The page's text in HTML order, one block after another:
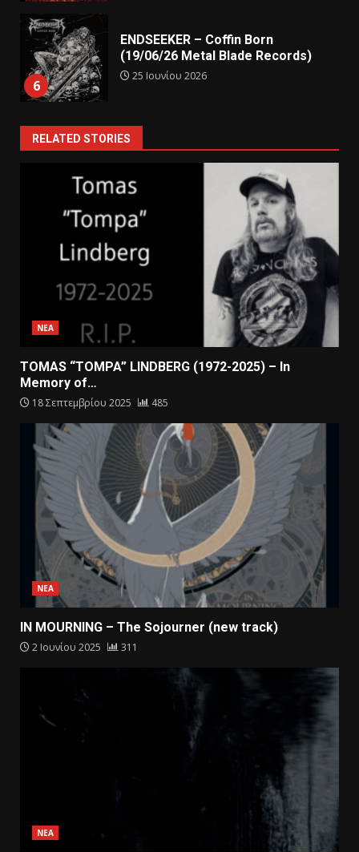
6
ENDSEEKER – Coffin Born
(19/06/26 Metal Blade Records)
25 Ιουνίου 2026
RELATED STORIES
ΝΕΑ
TOMAS “TOMPA” LINDBERG (1972-2025) – In
Memory of…
18 Σεπτεμβρίου 2025 485
ΝΕΑ
IN MOURNING – The Sojourner (new track)
2 Ιουνίου 2025 311
ΝΕΑ